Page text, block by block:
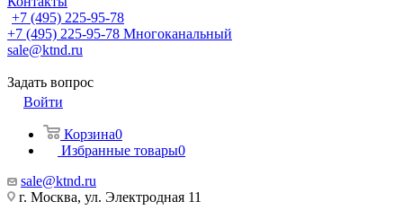
+7 (495) 225-95-78
+7 (495) 225-95-78 Многоканальный
sale@ktnd.ru
Задать вопрос
Войти
Корзина0
Избранные товары0
sale@ktnd.ru
г. Москва, ул. Электродная 11